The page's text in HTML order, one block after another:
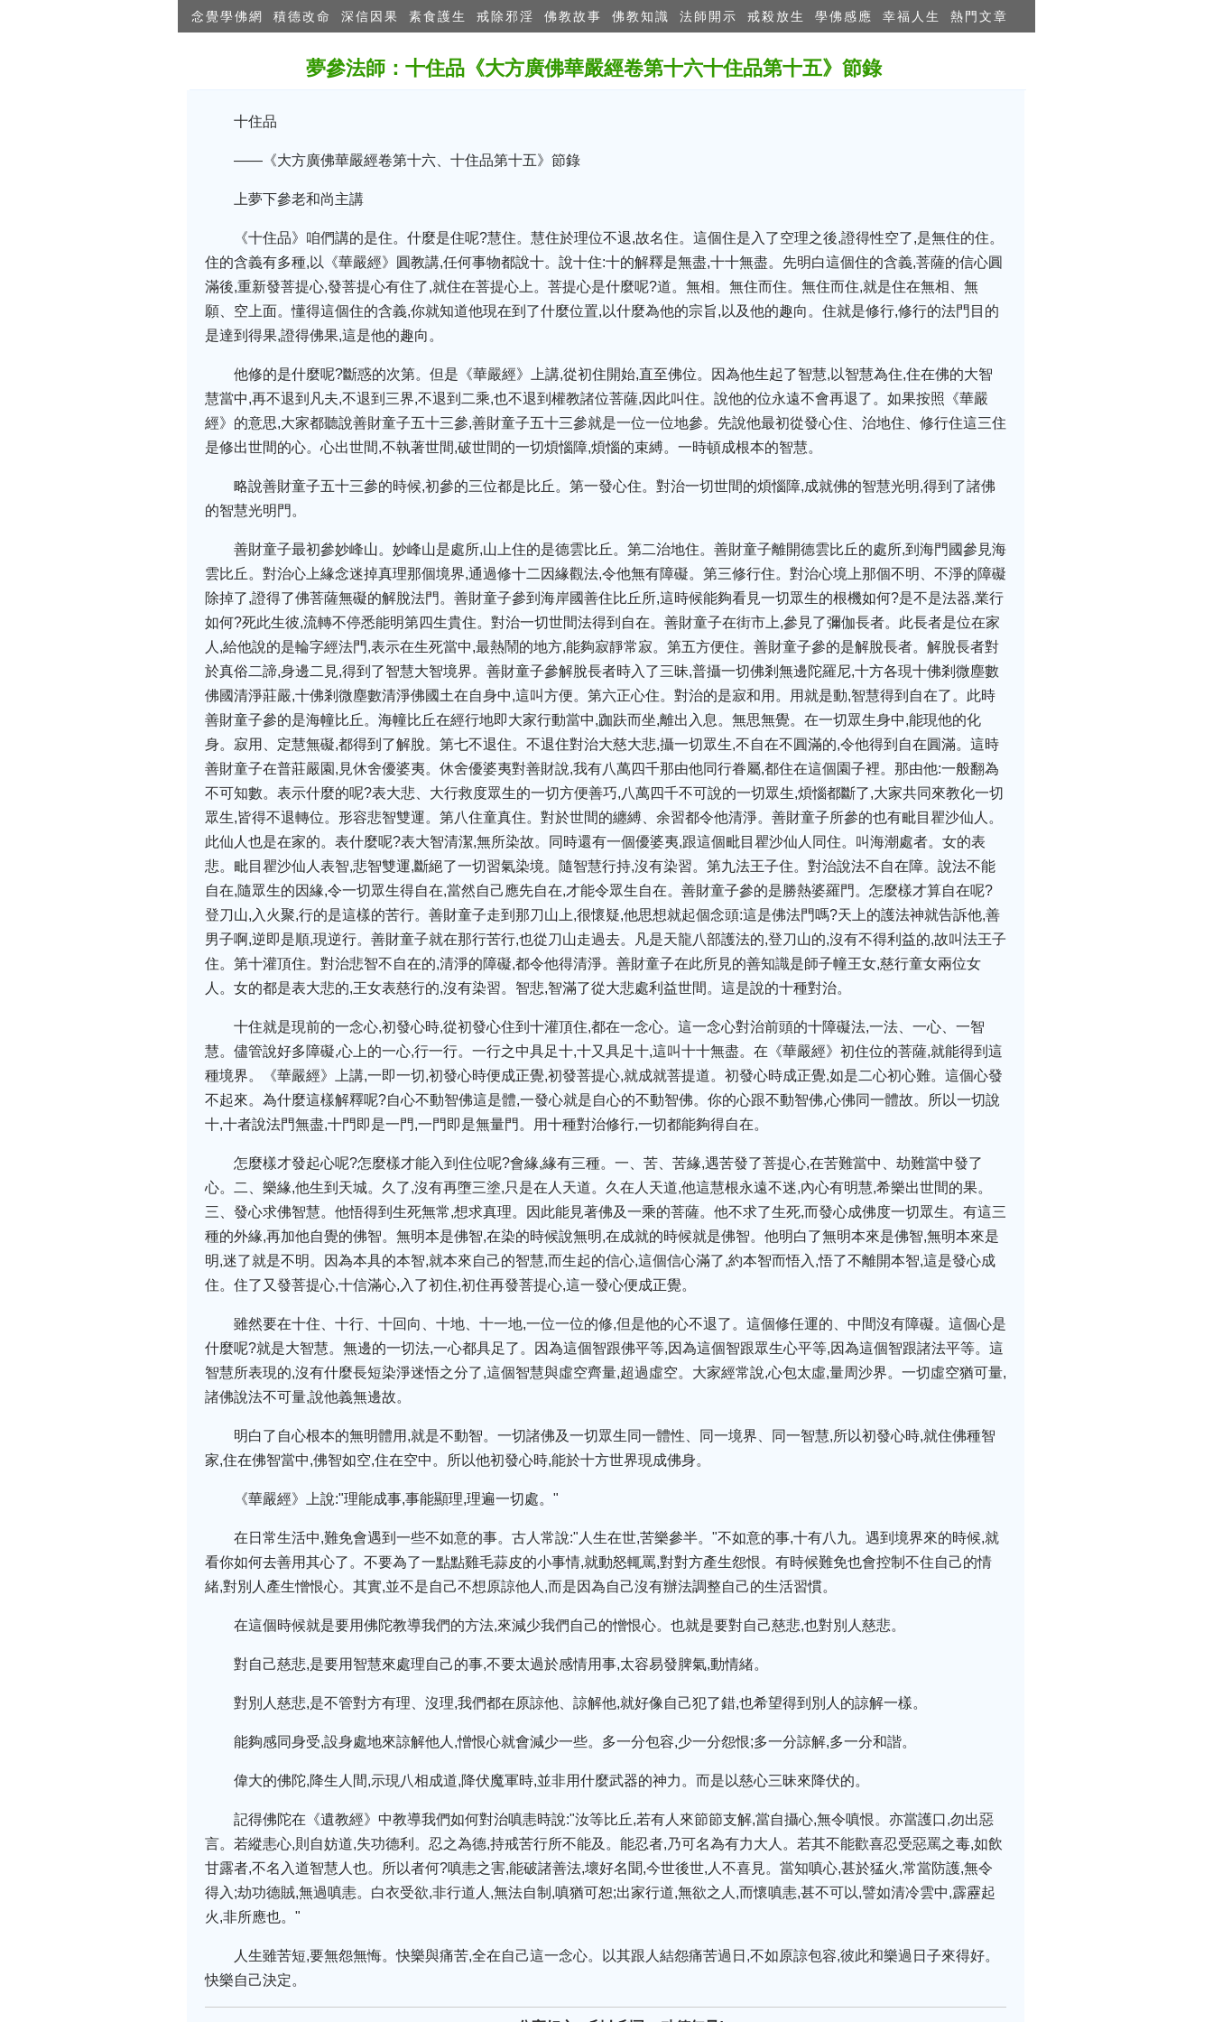
念覺學佛網 積德改命 深信因果 素食護生 戒除邪淫 佛教故事 佛教知識 法師開示 戒殺放生 學佛感應 幸福人生 熱門文章
夢參法師：十住品《大方廣佛華嚴經卷第十六十住品第十五》節錄
十住品
——《大方廣佛華嚴經卷第十六、十住品第十五》節錄
上夢下參老和尚主講
《十住品》咱們講的是住。什麼是住呢?慧住。慧住於理位不退,故名住。這個住是入了空理之後,證得性空了,是無住的住。
住的含義有多種,以《華嚴經》圓教講,任何事物都說十。說十住:十的解釋是無盡,十十無盡。先明白這個住的含義,菩薩的信心圓
滿後,重新發菩提心,發菩提心有住了,就住在菩提心上。菩提心是什麼呢?道。無相。無住而住。無住而住,就是住在無相、無
願、空上面。懂得這個住的含義,你就知道他現在到了什麼位置,以什麼為他的宗旨,以及他的趣向。住就是修行,修行的法門目的
是達到得果,證得佛果,這是他的趣向。
他修的是什麼呢?斷惑的次第。但是《華嚴經》上講,從初住開始,直至佛位。因為他生起了智慧,以智慧為住,住在佛的大智
慧當中,再不退到凡夫,不退到三界,不退到二乘,也不退到權教諸位菩薩,因此叫住。說他的位永遠不會再退了。如果按照《華嚴
經》的意思,大家都聽說善財童子五十三參,善財童子五十三參就是一位一位地參。先說他最初從發心住、治地住、修行住這三住
是修出世間的心。心出世間,不執著世間,破世間的一切煩惱障,煩惱的束縛。一時頓成根本的智慧。
略說善財童子五十三參的時候,初參的三位都是比丘。第一發心住。對治一切世間的煩惱障,成就佛的智慧光明,得到了諸佛
的智慧光明門。
善財童子最初參妙峰山。妙峰山是處所,山上住的是德雲比丘。第二治地住。善財童子離開德雲比丘的處所,到海門國參見海
雲比丘。對治心上緣念迷掉真理那個境界,通過修十二因緣觀法,令他無有障礙。第三修行住。對治心境上那個不明、不淨的障礙
除掉了,證得了佛菩薩無礙的解脫法門。善財童子參到海岸國善住比丘所,這時候能夠看見一切眾生的根機如何?是不是法器,業行
如何?死此生彼,流轉不停悉能明第四生貴住。對治一切世間法得到自在。善財童子在街市上,參見了彌伽長者。此長者是位在家
人,給他說的是輪字經法門,表示在生死當中,最熱鬧的地方,能夠寂靜常寂。第五方便住。善財童子參的是解脫長者。解脫長者對
於真俗二諦,身邊二見,得到了智慧大智境界。善財童子參解脫長者時入了三昧,普攝一切佛剎無邊陀羅尼,十方各現十佛剎微塵數
佛國清淨莊嚴,十佛剎微塵數清淨佛國土在自身中,這叫方便。第六正心住。對治的是寂和用。用就是動,智慧得到自在了。此時
善財童子參的是海幢比丘。海幢比丘在經行地即大家行動當中,跏趺而坐,離出入息。無思無覺。在一切眾生身中,能現他的化
身。寂用、定慧無礙,都得到了解脫。第七不退住。不退住對治大慈大悲,攝一切眾生,不自在不圓滿的,令他得到自在圓滿。這時
善財童子在普莊嚴園,見休舍優婆夷。休舍優婆夷對善財說,我有八萬四千那由他同行眷屬,都住在這個園子裡。那由他:一般翻為
不可知數。表示什麼的呢?表大悲、大行救度眾生的一切方便善巧,八萬四千不可說的一切眾生,煩惱都斷了,大家共同來教化一切
眾生,皆得不退轉位。形容悲智雙運。第八住童真住。對於世間的纏縛、余習都令他清淨。善財童子所參的也有毗目瞿沙仙人。
此仙人也是在家的。表什麼呢?表大智清潔,無所染故。同時還有一個優婆夷,跟這個毗目瞿沙仙人同住。叫海潮處者。女的表
悲。毗目瞿沙仙人表智,悲智雙運,斷絕了一切習氣染境。隨智慧行持,沒有染習。第九法王子住。對治說法不自在障。說法不能
自在,隨眾生的因緣,令一切眾生得自在,當然自己應先自在,才能令眾生自在。善財童子參的是勝熱婆羅門。怎麼樣才算自在呢?
登刀山,入火聚,行的是這樣的苦行。善財童子走到那刀山上,很懷疑,他思想就起個念頭:這是佛法門嗎?天上的護法神就告訴他,善
男子啊,逆即是順,現逆行。善財童子就在那行苦行,也從刀山走過去。凡是天龍八部護法的,登刀山的,沒有不得利益的,故叫法王子
住。第十灌頂住。對治悲智不自在的,清淨的障礙,都令他得清淨。善財童子在此所見的善知識是師子幢王女,慈行童女兩位女
人。女的都是表大悲的,王女表慈行的,沒有染習。智悲,智滿了從大悲處利益世間。這是說的十種對治。
十住就是現前的一念心,初發心時,從初發心住到十灌頂住,都在一念心。這一念心對治前頭的十障礙法,一法、一心、一智
慧。儘管說好多障礙,心上的一心,行一行。一行之中具足十,十又具足十,這叫十十無盡。在《華嚴經》初住位的菩薩,就能得到這
種境界。《華嚴經》上講,一即一切,初發心時便成正覺,初發菩提心,就成就菩提道。初發心時成正覺,如是二心初心難。這個心發
不起來。為什麼這樣解釋呢?自心不動智佛這是體,一發心就是自心的不動智佛。你的心跟不動智佛,心佛同一體故。所以一切說
十,十者說法門無盡,十門即是一門,一門即是無量門。用十種對治修行,一切都能夠得自在。
怎麼樣才發起心呢?怎麼樣才能入到住位呢?會緣,緣有三種。一、苦、苦緣,遇苦發了菩提心,在苦難當中、劫難當中發了
心。二、樂緣,他生到天城。久了,沒有再墮三塗,只是在人天道。久在人天道,他這慧根永遠不迷,內心有明慧,希樂出世間的果。
三、發心求佛智慧。他悟得到生死無常,想求真理。因此能見著佛及一乘的菩薩。他不求了生死,而發心成佛度一切眾生。有這三
種的外緣,再加他自覺的佛智。無明本是佛智,在染的時候說無明,在成就的時候就是佛智。他明白了無明本來是佛智,無明本來是
明,迷了就是不明。因為本具的本智,就本來自己的智慧,而生起的信心,這個信心滿了,約本智而悟入,悟了不離開本智,這是發心成
住。住了又發菩提心,十信滿心,入了初住,初住再發菩提心,這一發心便成正覺。
雖然要在十住、十行、十回向、十地、十一地,一位一位的修,但是他的心不退了。這個修任運的、中間沒有障礙。這個心是
什麼呢?就是大智慧。無邊的一切法,一心都具足了。因為這個智跟佛平等,因為這個智跟眾生心平等,因為這個智跟諸法平等。這
智慧所表現的,沒有什麼長短染淨迷悟之分了,這個智慧與虛空齊量,超過虛空。大家經常說,心包太虛,量周沙界。一切虛空猶可量,
諸佛說法不可量,說他義無邊故。
明白了自心根本的無明體用,就是不動智。一切諸佛及一切眾生同一體性、同一境界、同一智慧,所以初發心時,就住佛種智
家,住在佛智當中,佛智如空,住在空中。所以他初發心時,能於十方世界現成佛身。
《華嚴經》上說:"理能成事,事能顯理,理遍一切處。"
在日常生活中,難免會遇到一些不如意的事。古人常說:"人生在世,苦樂參半。"不如意的事,十有八九。遇到境界來的時候,就
看你如何去善用其心了。不要為了一點點雞毛蒜皮的小事情,就動怒輒罵,對對方產生怨恨。有時候難免也會控制不住自己的情
緒,對別人產生憎恨心。其實,並不是自己不想原諒他人,而是因為自己沒有辦法調整自己的生活習慣。
在這個時候就是要用佛陀教導我們的方法,來減少我們自己的憎恨心。也就是要對自己慈悲,也對別人慈悲。
對自己慈悲,是要用智慧來處理自己的事,不要太過於感情用事,太容易發脾氣,動情緒。
對別人慈悲,是不管對方有理、沒理,我們都在原諒他、諒解他,就好像自己犯了錯,也希望得到別人的諒解一樣。
能夠感同身受,設身處地來諒解他人,憎恨心就會減少一些。多一分包容,少一分怨恨;多一分諒解,多一分和諧。
偉大的佛陀,降生人間,示現八相成道,降伏魔軍時,並非用什麼武器的神力。而是以慈心三昧來降伏的。
記得佛陀在《遺教經》中教導我們如何對治嗔恚時說:"汝等比丘,若有人來節節支解,當自攝心,無令嗔恨。亦當護口,勿出惡
言。若縱恚心,則自妨道,失功德利。忍之為德,持戒苦行所不能及。能忍者,乃可名為有力大人。若其不能歡喜忍受惡罵之毒,如飲
甘露者,不名入道智慧人也。所以者何?嗔恚之害,能破諸善法,壞好名聞,今世後世,人不喜見。當知嗔心,甚於猛火,常當防護,無令
得入;劫功德賊,無過嗔恚。白衣受欲,非行道人,無法自制,嗔猶可恕;出家行道,無欲之人,而懷嗔恚,甚不可以,譬如清冷雲中,霹靂起
火,非所應也。"
人生雖苦短,要無怨無悔。快樂與痛苦,全在自己這一念心。以其跟人結怨痛苦過日,不如原諒包容,彼此和樂過日子來得好。
快樂自己決定。